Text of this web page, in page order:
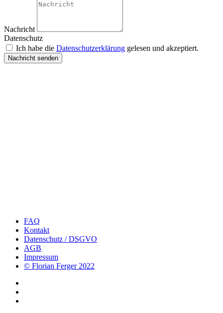
Nachricht
Datenschutz
Ich habe die Datenschutzerklärung gelesen und akzeptiert.
Nachricht senden
FAQ
Kontakt
Datenschutz / DSGVO
AGB
Impressum
© Florian Ferger 2022